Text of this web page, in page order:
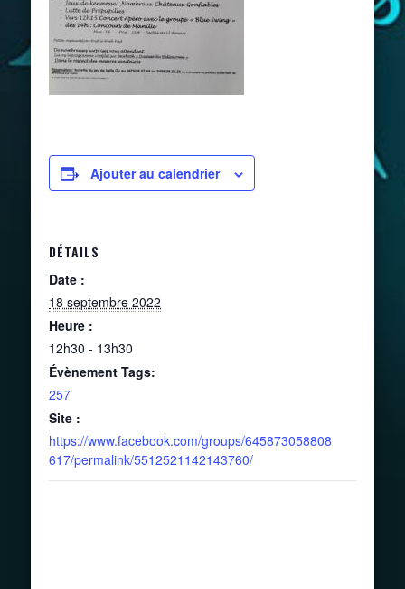
Ajouter au calendrier
DÉTAILS
Date :
18 septembre 2022
Heure :
12h30 - 13h30
Évènement Tags:
257
Site :
https://www.facebook.com/groups/645873058808
617/permalink/5512521142143760/